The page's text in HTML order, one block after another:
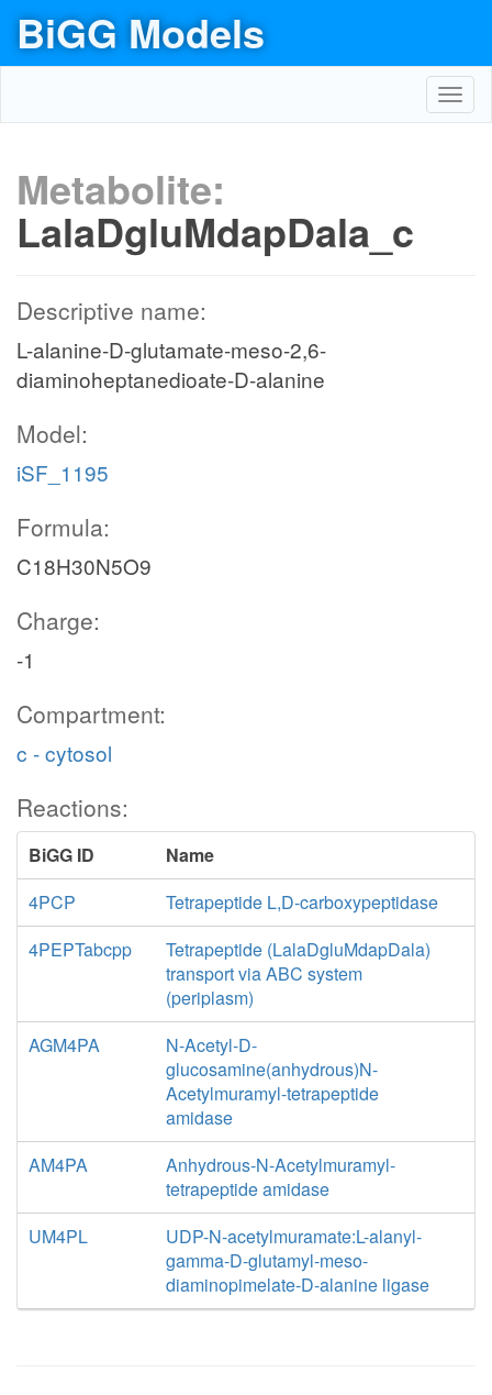
BiGG Models
Metabolite:
LalaDgluMdapDala_c
Descriptive name:
L-alanine-D-glutamate-meso-2,6-
diaminoheptanedioate-D-alanine
Model:
iSF_1195
Formula:
C18H30N5O9
Charge:
-1
Compartment:
c - cytosol
Reactions:
BiGG ID
Name
4PCP
Tetrapeptide L,D-carboxypeptidase
4PEPTabcpp
Tetrapeptide (LalaDgluMdapDala)
transport via ABC system
(periplasm)
AGM4PA
N-Acetyl-D-
glucosamine(anhydrous)N-
Acetylmuramyl-tetrapeptide
amidase
AM4PA
Anhydrous-N-Acetylmuramyl-
tetrapeptide amidase
UM4PL
UDP-N-acetylmuramate:L-alanyl-
gamma-D-glutamyl-meso-
diaminopimelate-D-alanine ligase